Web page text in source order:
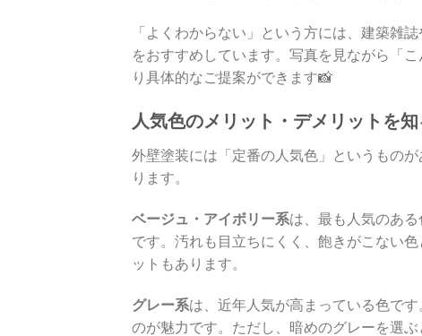
「よくわからない」という方には、建築雑
をおすすめしています。写真を見ながら「
り具体的なご提案ができます📸
人気色のメリット・デメリットを知
外壁塗装には「定番の人気色」というもの
ります。
ベージュ・アイボリー系は、最も人気のあ
です。汚れも目立ちにくく、飽きがこない
ットもあります。
グレー系は、近年人気が高まっている色で
のが魅力です。ただし、暗めのグレーを選